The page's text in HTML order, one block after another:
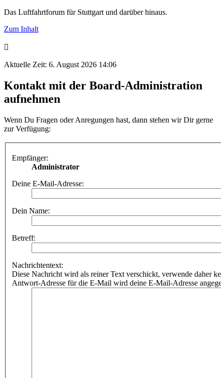
Das Luftfahrtforum für Stuttgart und darüber hinaus.
Zum Inhalt
Aktuelle Zeit: 6. August 2026 14:06
Kontakt mit der Board-Administration
aufnehmen
Wenn Du Fragen oder Anregungen hast, dann stehen wir Dir gerne
zur Verfügung:
Empfänger:
Administrator
Deine E-Mail-Adresse:
Dein Name:
Betreff:
Nachrichtentext:
Diese Nachricht wird als reiner Text verschickt, verwende daher
Antwort-Adresse für die E-Mail wird deine E-Mail-Adresse